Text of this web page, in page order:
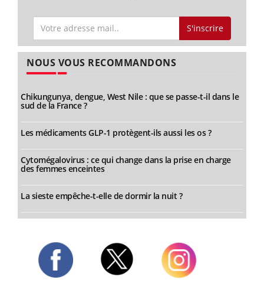
S'inscrire
NOUS VOUS RECOMMANDONS
Chikungunya, dengue, West Nile : que se passe-t-il dans le
sud de la France ?
Les médicaments GLP-1 protègent-ils aussi les os ?
Cytomégalovirus : ce qui change dans la prise en charge
des femmes enceintes
La sieste empêche-t-elle de dormir la nuit ?